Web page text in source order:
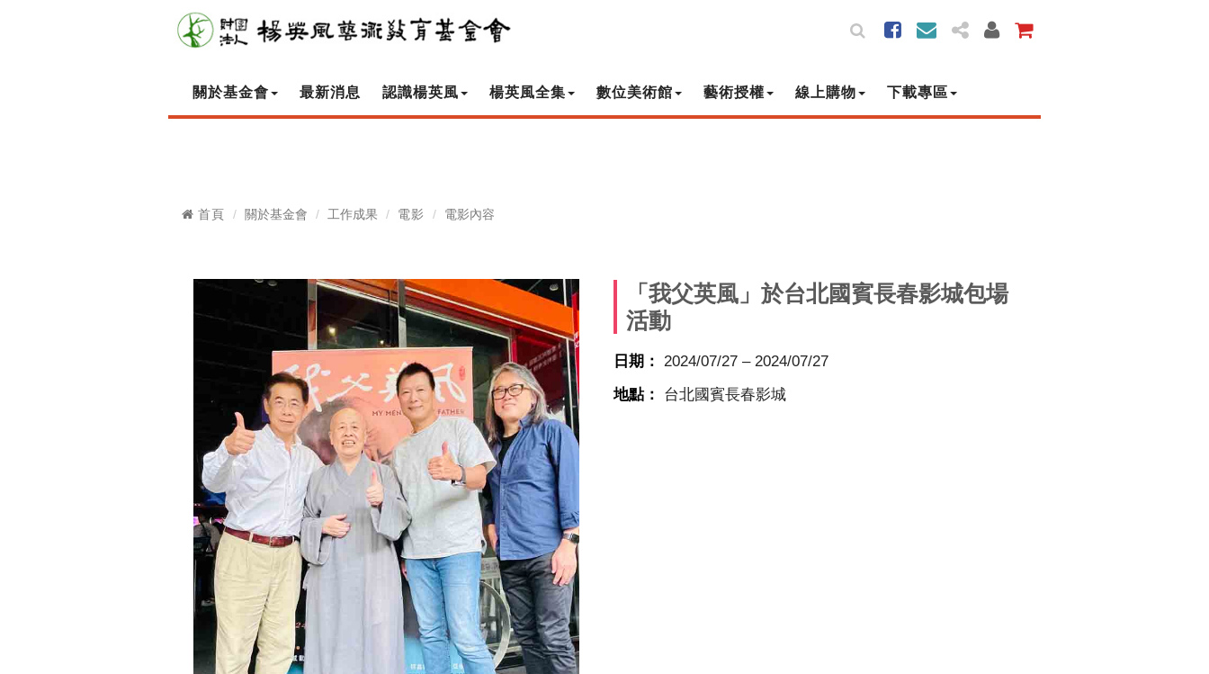
關於基金會 最新消息 認識楊英風 楊英風全集 數位美術館 藝術授權 線上購物 下載專區
首頁 關於基金會 工作成果 電影 電影內容
「我父英風」於台北國賓長春影城包場
活動
日期： 2024/07/27 – 2024/07/27
地點：
台北國賓長春影城